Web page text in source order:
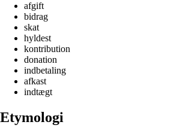
afgift
bidrag
skat
hyldest
kontribution
donation
indbetaling
afkast
indtægt
Etymologi